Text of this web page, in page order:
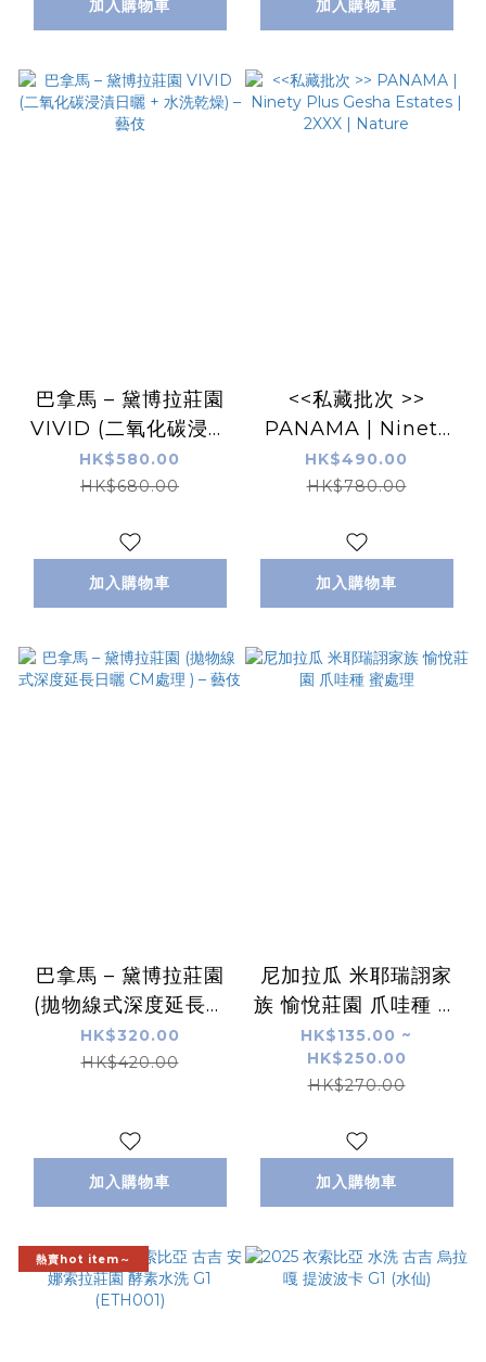
加入購物車 加入購物車
巴拿馬 – 黛博拉莊園
VIVID (二氧化碳浸漬
日曬 + 水洗乾燥) – 藝
伎
HK$580.00
HK$680.00
加入購物車
<<私藏批次 >>
PANAMA | Ninety
Plus Gesha Estates
| 2XXX | Nature
HK$490.00
HK$780.00
加入購物車
巴拿馬 – 黛博拉莊園
(拋物線式深度延長日
曬 CM處理 ) – 藝伎
HK$320.00
HK$420.00
加入購物車
尼加拉瓜 米耶瑞詡家
族 愉悅莊園 爪哇種 蜜
處理
HK$135.00 ~
HK$250.00
HK$270.00
加入購物車
熱賣hot item～